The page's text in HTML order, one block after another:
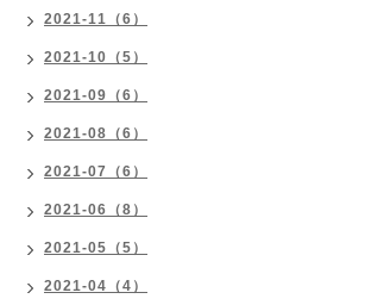
2021-11（6）
2021-10（5）
2021-09（6）
2021-08（6）
2021-07（6）
2021-06（8）
2021-05（5）
2021-04（4）